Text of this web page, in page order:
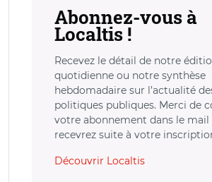
Abonnez-vous à
Localtis !
Recevez le détail de notre
quotidienne ou notre synthèse
hebdomadaire sur l’actualité
politiques publiques. Merci de
votre abonnement dans le mail
recevrez suite à votre
Découvrir Localtis